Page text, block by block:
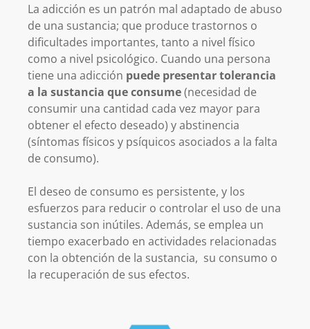
La adicción es un patrón mal adaptado de abuso
de una sustancia; que produce trastornos o
dificultades importantes, tanto a nivel físico
como a nivel psicológico. Cuando una persona
tiene una adicción puede presentar tolerancia
a la sustancia que consume(necesidad de
consumir una cantidad cada vez mayor para
obtener el efecto deseado) y abstinencia
(síntomas físicos y psíquicos asociados a la falta
de consumo).
El deseo de consumo es persistente, y los
esfuerzos para reducir o controlar el uso de una
sustancia son inútiles. Además, se emplea un
tiempo exacerbado en actividades relacionadas
con la obtención de la sustancia, su consumo o
la recuperación de sus efectos.